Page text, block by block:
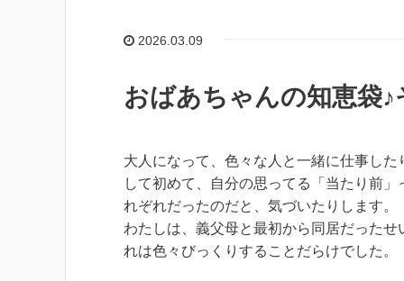
2026.03.09
おばあちゃんの知恵袋
大人になって、色々な人と一緒に仕事した
して初めて、自分の思ってる「当たり前」
れぞれだったのだと、気づいたりします。
わたしは、義父母と最初から同居だったせ
れは色々びっくりすることだらけでした。